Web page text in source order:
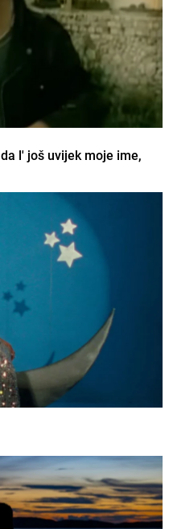
l' još uvijek moje ime,